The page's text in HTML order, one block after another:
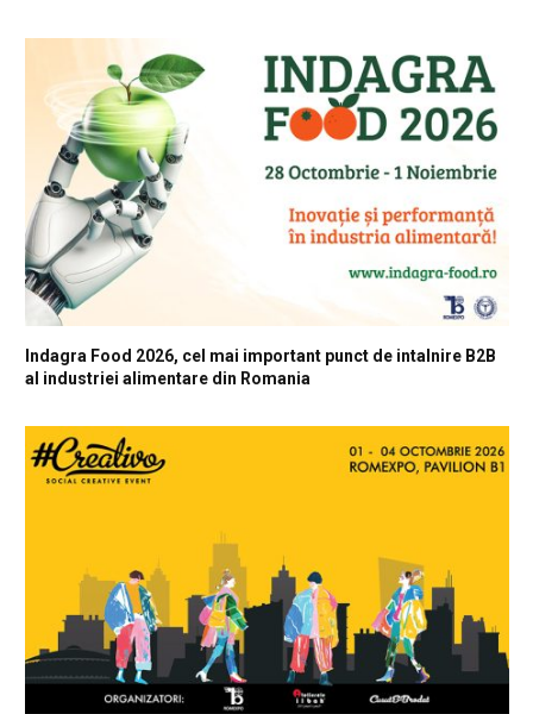
Indagra Food 2026, cel mai important punct de intalnire B2B
al industriei alimentare din Romania